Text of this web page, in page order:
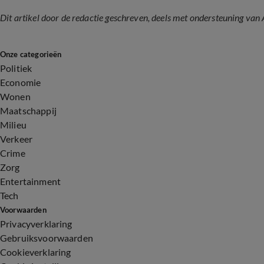
Dit artikel door de redactie geschreven, deels met ondersteuning van
Onze categorieën
Politiek
Economie
Wonen
Maatschappij
Milieu
Verkeer
Crime
Zorg
Entertainment
Tech
Voorwaarden
Privacyverklaring
Gebruiksvoorwaarden
Cookieverklaring